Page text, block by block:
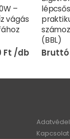
32mm
Ft
Kapcsolat